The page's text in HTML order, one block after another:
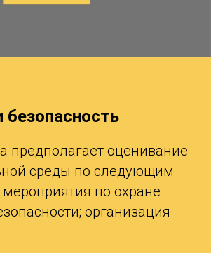
безопасность
предполагает оценивание
среды по следующим
по охране
организация